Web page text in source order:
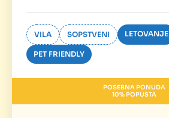
VILA SOPSTVENI LETOVANJE
PET FRIENDLY
POSEBNA PONUDA
10% POPUSTA